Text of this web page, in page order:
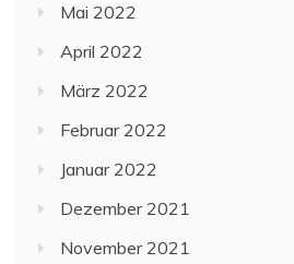
Mai 2022
April 2022
März 2022
Februar 2022
Januar 2022
Dezember 2021
November 2021